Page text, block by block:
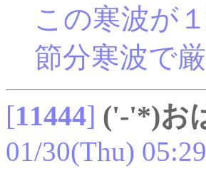
この寒波が
節分寒波で
[11444] ('-'*)お
01/30(Thu) 05:29